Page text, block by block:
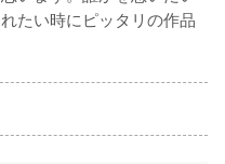
たい時にピッタリの作品